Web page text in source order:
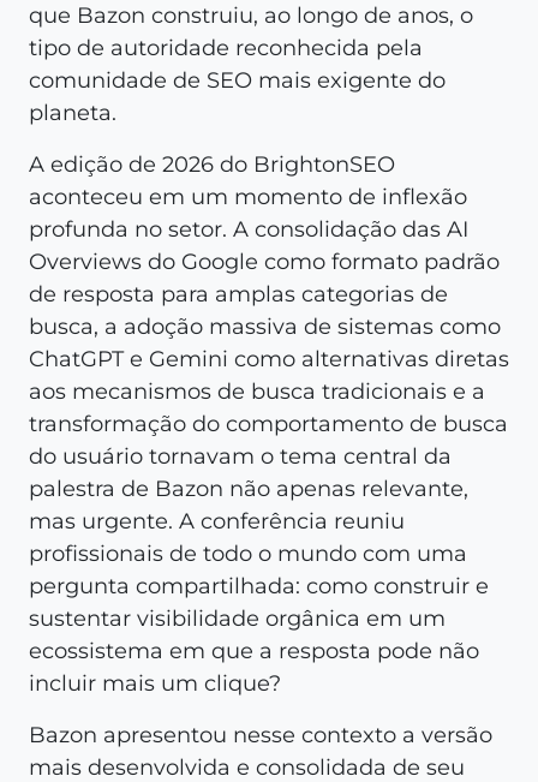
que Bazon construiu, ao longo de anos, o
tipo de autoridade reconhecida pela
comunidade de SEO mais exigente do
planeta.
A edição de 2026 do BrightonSEO
aconteceu em um momento de inflexão
profunda no setor. A consolidação das AI
Overviews do Google como formato padrão
de resposta para amplas categorias de
busca, a adoção massiva de sistemas como
ChatGPT e Gemini como alternativas diretas
aos mecanismos de busca tradicionais e a
transformação do comportamento de busca
do usuário tornavam o tema central da
palestra de Bazon não apenas relevante,
mas urgente. A conferência reuniu
profissionais de todo o mundo com uma
pergunta compartilhada: como construir e
sustentar visibilidade orgânica em um
ecossistema em que a resposta pode não
incluir mais um clique?
Bazon apresentou nesse contexto a versão
mais desenvolvida e consolidada de seu